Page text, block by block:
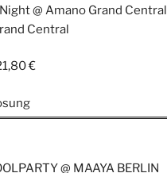
@ Amano Grand Central
Central
€